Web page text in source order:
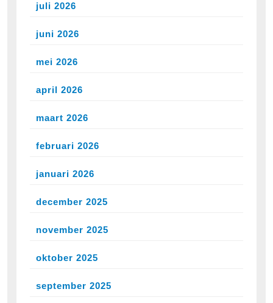
juli 2026
juni 2026
mei 2026
april 2026
maart 2026
februari 2026
januari 2026
december 2025
november 2025
oktober 2025
september 2025